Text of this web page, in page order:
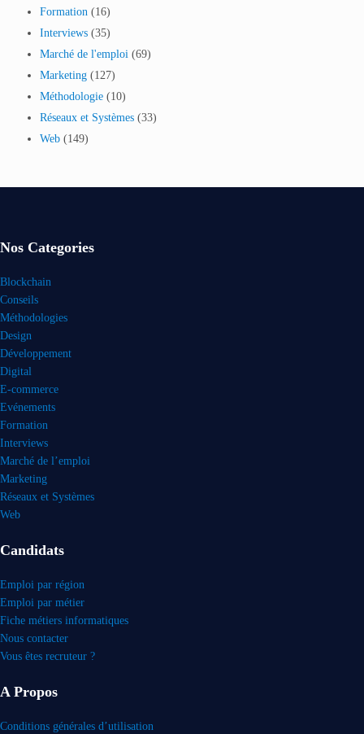
Formation (16)
Interviews (35)
Marché de l'emploi (69)
Marketing (127)
Méthodologie (10)
Réseaux et Systèmes (33)
Web (149)
Nos Categories
Blockchain
Conseils
Méthodologies
Design
Développement
Digital
E-commerce
Evénements
Formation
Interviews
Marché de l’emploi
Marketing
Réseaux et Systèmes
Web
Candidats
Emploi par région
Emploi par métier
Fiche métiers informatiques
Nous contacter
Vous êtes recruteur ?
A Propos
Conditions générales d’utilisation